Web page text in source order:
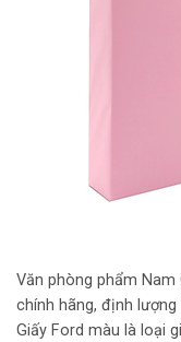
Văn phòng phẩm
chính hãng, định
Giấy Ford màu là loại